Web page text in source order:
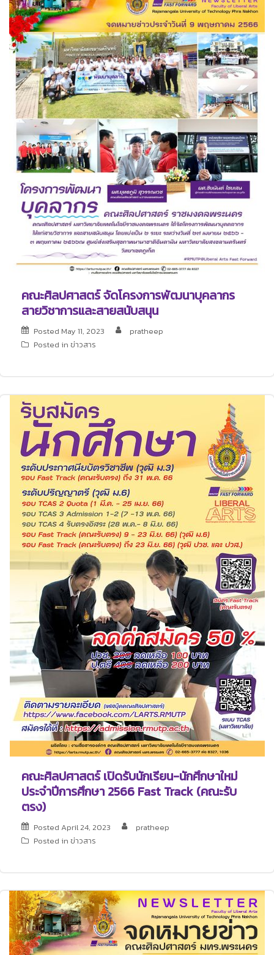
คณะศิลปศาสตร์ จัดโครงการพัฒนาบุคลากร
สายวิชาการและสายสนับสนุน
Posted May 11, 2023
pratheep
Posted in ข่าวสาร
คณะศิลปศาสตร์ เปิดรับนักเรียน-นักศึกษาใหม่
ประจำปีการศึกษา 2566 Fast Track (คณะรับ
ตรง)
Posted April 24, 2023
pratheep
Posted in ข่าวสาร